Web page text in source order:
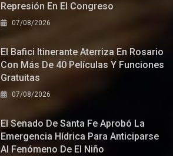
Represión En El Congreso
07/08/2026
El Bafici Itinerante Aterriza En Rosario
Con Más De 40 Películas Y Funciones
Gratuitas
07/08/2026
El Senado De Santa Fe Aprobó La
Emergencia Hídrica Para Anticiparse
Al Fenómeno De El Niño